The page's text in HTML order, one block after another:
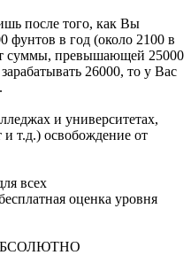
после того, как Вы
фунтов в год (около 2100 в
суммы, превышающей 25000
26000, то у Вас
и университетах,
т.д.) освобождение от
всех
оценка уровня